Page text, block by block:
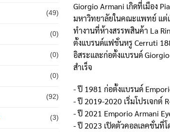
(49)
(0)
(0)
(0)
(92)
(3)
Giorgio Armani เกิดที่เมือง
มหาวิทยาลัยในคณะแพทย์ แต่เ
ทำงานที่ห้างสรรพสินค้า La
ตั้งแบรนด์แฟชั่นหรู Cerruti
อิสระและก่อตั้งแบรนด์
สำเร็จ
- ปี 1981 ก่อตั้งแบรนด์
- ปี 2019-2020 เริ่มโปรเจกต์
- ปี 2021 Emporio Armani
- ปี 2023 เปิดตัวคอลเลคชั่นที่